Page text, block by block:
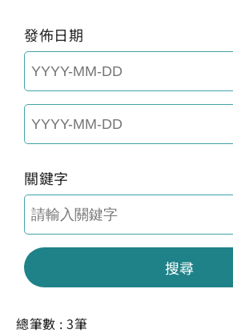
發佈日期
關鍵字
搜尋
總筆數 : 3筆